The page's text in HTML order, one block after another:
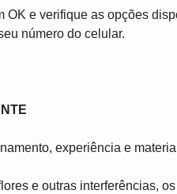
e verifique as opções
número do celular.
experiência e
e outras interferências,